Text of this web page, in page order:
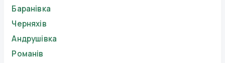
Баранівка
Черняхів
Андрушівка
Романів